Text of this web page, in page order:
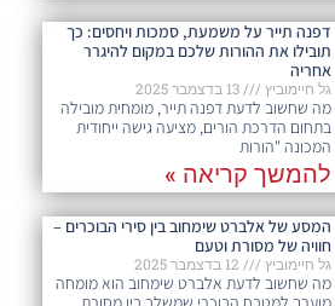
דפנה תייר על משמעת, סמכות ויחסים: כך
תובילו את ההורות שלכם במקום להיגרר
אחריה
גל חיימוביץ 13 בדצמבר 2025
מה שחשוב לדעת דפנה תייר, מומחית מובילה
בתחום הדרכת הורים, מציעה גישה ייחודית
המכונה "הורות
להמשך קריאה »
המסע של אלברט שימחוב בין סירי הבוכרים –
חוויה של מסורת וטעם
גל חיימוביץ 12 בדצמבר 2025
מה שחשוב לדעת אלברט שימחוב הוא מומחה